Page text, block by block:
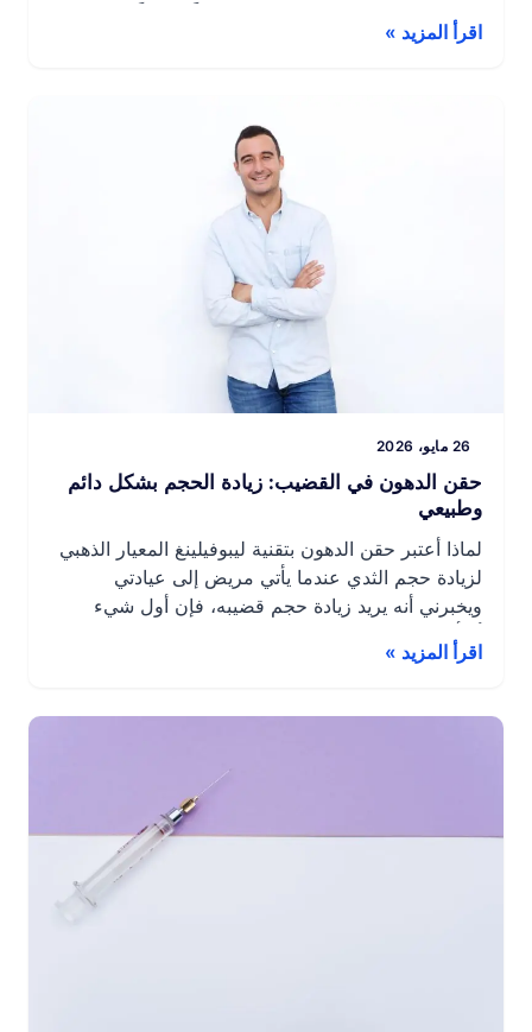
عنها. ومع ذلك، يمكن أن يكون مصدراً حقيقياً للإحراج
في الحياة اليومية. عند بعض الرجال، يكون هذا
اقرأ المزيد »
26 مايو، 2026
حقن الدهون في القضيب: زيادة الحجم بشكل دائم
وطبيعي
لماذا أعتبر حقن الدهون بتقنية ليبوفيلينغ المعيار الذهبي
لزيادة حجم الثدي عندما يأتي مريض إلى عيادتي
ويخبرني أنه يريد زيادة حجم قضيبه، فإن أول شيء
أسأله عنه هو ما الذي يبحث عنه حقًا: هل هي نتيجة
فورية وقابلة للعكس، أم شيء دائم وطبيعي يدوم مع
الحالات، عندما […]
اقرأ المزيد »